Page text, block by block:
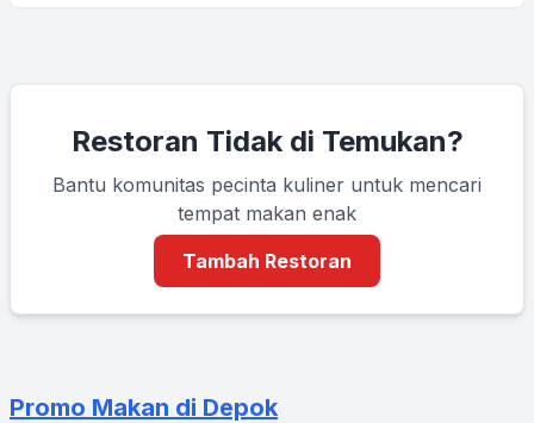
Restoran Tidak di Temukan?
Bantu komunitas pecinta kuliner untuk mencari
tempat makan enak
Tambah Restoran
Promo Makan di Depok